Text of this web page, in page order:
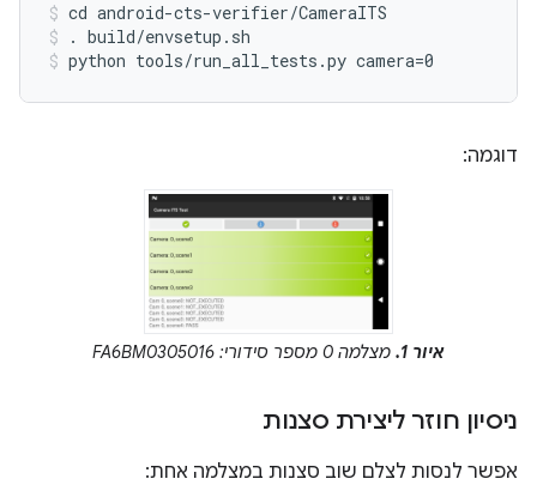
cd android-cts-verifier/CameraITS
. build/envsetup.sh
python tools/run_all_tests.py camera=0
דוגמה:
איור 1. מצלמה 0 מספר סידורי: FA6BM0305016
ניסיון חוזר ליצירת סצנות
אפשר לנסות לצלם שוב סצנות במצלמה אחת: